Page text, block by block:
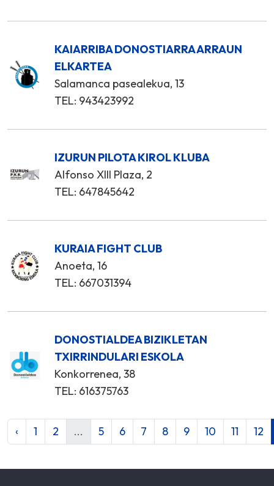
KAIARRIBA DONOSTIARRA ARRAUN
ELKARTEA
Salamanca pasealekua, 13
TEL: 943423992
IZURUN PILOTA KIROL KLUBA
Alfonso XIII Plaza, 2
TEL: 647845642
KURAIA FIGHT CLUB
Anoeta, 16
TEL: 667031394
DONOSTIALDEA BIZIKLETAN
TXIRRINDULARI ESKOLA
Konkorrenea, 38
TEL: 616375763
‹ 1 2 ... 5 6 7 8 9 10 11 12